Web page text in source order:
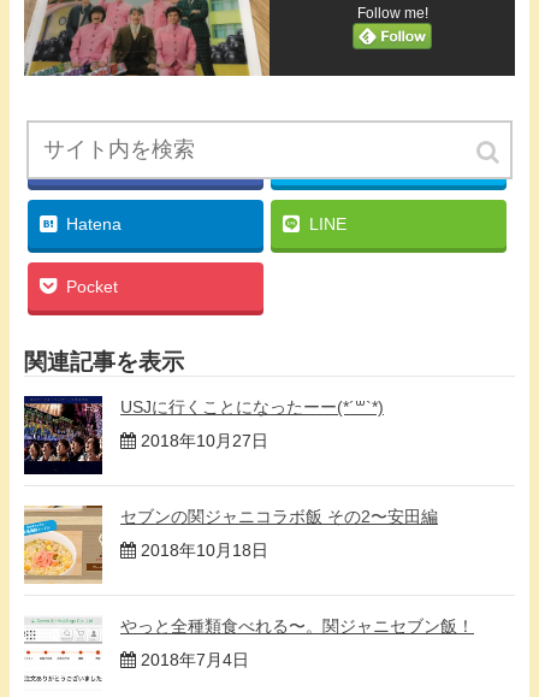
Follow me!
Facebook
Hatena LINE
Pocket
関連記事を表示
USJに行くことになったーー(*´꒳`*)
2018年10月27日
セブンの関ジャニコラボ飯 その2〜安田編
2018年10月18日
やっと全種類食べれる〜。関ジャニセブン飯！
2018年7月4日